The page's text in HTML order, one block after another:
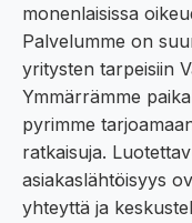
monenlaisissa
Palvelumme on
yritysten tarpeisiin
Ymmärrämme
pyrimme
ratkaisuja.
asiakaslähtöisyys
yhteyttä ja